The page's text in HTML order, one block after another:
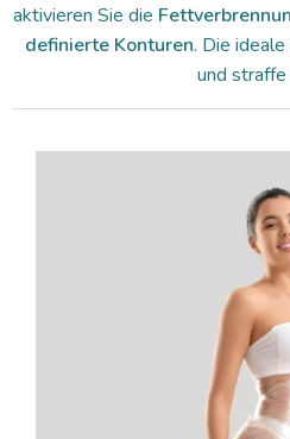
aktivieren Sie die
definierte Konturen. Die
und straffe